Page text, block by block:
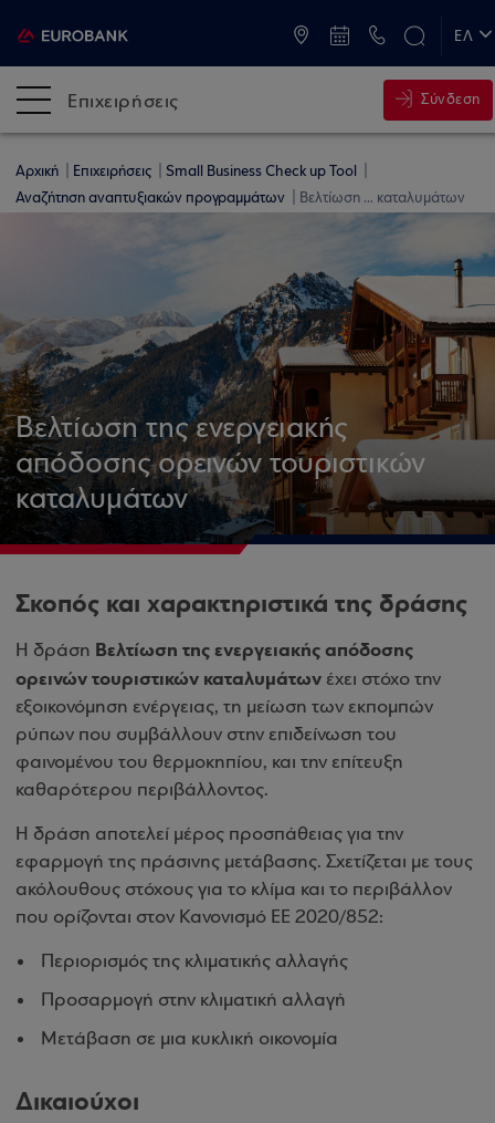
ΕΛ
Επιχειρήσεις Σύνδεση
Αρχική Επιχειρήσεις
Small Business Check up Tool
Αναζήτηση αναπτυξιακών προγραμμάτων
Βελτίωση ... καταλυμάτων
Βελτίωση της ενεργειακής
απόδοσης ορεινών τουριστικών
καταλυμάτων
Σκοπός και χαρακτηριστικά της δράσης
Η δράση Βελτίωση της ενεργειακής απόδοσης
ορεινών τουριστικών καταλυμάτων έχει στόχο την
εξοικονόμηση ενέργειας, τη μείωση των εκπομπών
ρύπων που συμβάλλουν στην επιδείνωση του
φαινομένου του θερμοκηπίου, και την επίτευξη
καθαρότερου περιβάλλοντος.
Η δράση αποτελεί μέρος προσπάθειας για την
εφαρμογή της πράσινης μετάβασης. Σχετίζεται με τους
ακόλουθους στόχους για το κλίμα και το περιβάλλον
που ορίζονται στον Κανονισμό ΕΕ 2020/852:
Περιορισμός της κλιματικής αλλαγής
Προσαρμογή στην κλιματική αλλαγή
Μετάβαση σε μια κυκλική οικονομία
Δικαιούχοι